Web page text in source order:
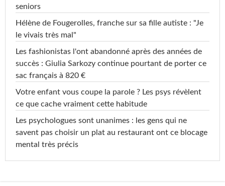
seniors
Hélène de Fougerolles, franche sur sa fille autiste : "Je
le vivais très mal"
Les fashionistas l'ont abandonné après des années de
succès : Giulia Sarkozy continue pourtant de porter ce
sac français à 820 €
Votre enfant vous coupe la parole ? Les psys révèlent
ce que cache vraiment cette habitude
Les psychologues sont unanimes : les gens qui ne
savent pas choisir un plat au restaurant ont ce blocage
mental très précis